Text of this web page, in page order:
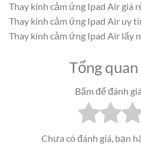
Thay kính cảm ứng Ipad Air giá
Thay kính cảm ứng Ipad Air uy
Thay kính cảm ứng Ipad Air lấy
Tổng
Bấm để đánh
Chưa có đánh giá, bạn